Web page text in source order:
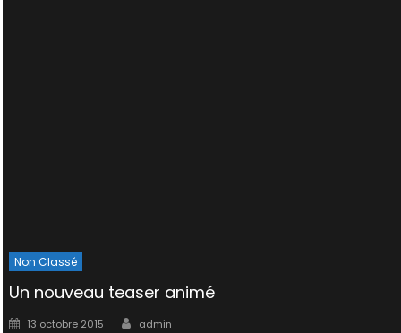
Non Classé
Un nouveau teaser animé
Posted
13 octobre 2015 Author
admin